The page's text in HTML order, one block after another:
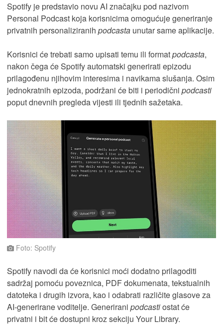
Spotify je predstavio novu AI značajku pod nazivom
Personal Podcast koja korisnicima omogućuje generiranje
privatnih personaliziranih podcasta unutar same aplikacije.
Korisnici će trebati samo upisati temu ili formatpodcasta,
nakon čega će Spotify automatski generirati epizodu
prilagođenu njihovim interesima i navikama slušanja. Osim
jednokratnih epizoda, podržani će biti i periodični podcasti
poput dnevnih pregleda vijesti ili tjednih sažetaka.
Foto: Spotify
Spotify navodi da će korisnici moći dodatno prilagoditi
sadržaj pomoću poveznica, PDF dokumenata, tekstualnih
datoteka i drugih izvora, kao i odabrati različite glasove za
AI-generirane voditelje. Generirani podcastiostat će
privatni i bit će dostupni kroz sekciju Your Library.